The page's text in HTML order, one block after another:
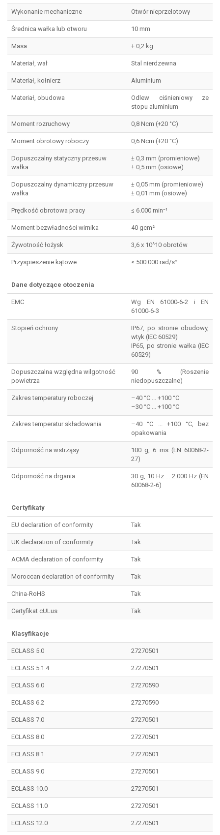
Wykonanie mechaniczne Otwór nieprzelotowy
Średnica wałka lub otworu 10 mm
Masa + 0,2 kg
Materiał, wał Stal nierdzewna
Materiał, kołnierz Aluminium
Materiał, obudowa
Odlew ciśnieniowy ze
stopu aluminium
Moment rozruchowy 0,8 Ncm (+20 °C)
Moment obrotowy roboczy 0,6 Ncm (+20 °C)
Dopuszczalny statyczny przesuw
wałka
± 0,3 mm (promieniowe)
± 0,5 mm (osiowe)
Dopuszczalny dynamiczny przesuw
wałka
± 0,05 mm (promieniowe)
± 0,01 mm (osiowe)
Prędkość obrotowa pracy ≤ 6.000 min⁻¹
Moment bezwładności wirnika 40 gcm²
Żywotność łożysk 3,6 x 10^10 obrotów
Przyspieszenie kątowe ≤ 500.000 rad/s²
Dane dotyczące otoczenia
EMC
Wg EN 61000-6-2 i EN
61000-6-3
Stopień ochrony
IP67, po stronie obudowy,
wtyk (IEC 60529)
IP65, po stronie wałka (IEC
60529)
Dopuszczalna względna wilgotność
powietrza
90 % (Roszenie
niedopuszczalne)
Zakres temperatury roboczej
–40 °C ... +100 °C
–30 °C ... +100 °C
Zakres temperatur składowania
–40 °C ... +100 °C, bez
opakowania
Odporność na wstrząsy
100 g, 6 ms (EN 60068-2-
27)
Odporność na drgania
30 g, 10 Hz ... 2.000 Hz (EN
60068-2-6)
Certyfikaty
EU declaration of conformity Tak
UK declaration of conformity Tak
ACMA declaration of conformity Tak
Moroccan declaration of conformity Tak
China-RoHS Tak
Certyfikat cULus Tak
Klasyfikacje
ECLASS 5.0 27270501
ECLASS 5.1.4 27270501
ECLASS 6.0 27270590
ECLASS 6.2 27270590
ECLASS 7.0 27270501
ECLASS 8.0 27270501
ECLASS 8.1 27270501
ECLASS 9.0 27270501
ECLASS 10.0 27270501
ECLASS 11.0 27270501
ECLASS 12.0 27270501